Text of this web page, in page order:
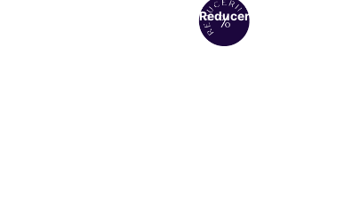
Reduceri!